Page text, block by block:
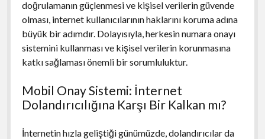
doğrulamanın güçlenmesi ve kişisel verilerin güvende
olması, internet kullanıcılarının haklarını koruma adına
büyük bir adımdır. Dolayısıyla, herkesin numara onayı
sistemini kullanması ve kişisel verilerin korunmasına
katkı sağlaması önemli bir sorumluluktur.
Mobil Onay Sistemi: İnternet
Dolandırıcılığına Karşı Bir Kalkan mı?
İnternetin hızla geliştiği günümüzde, dolandırıcılar da